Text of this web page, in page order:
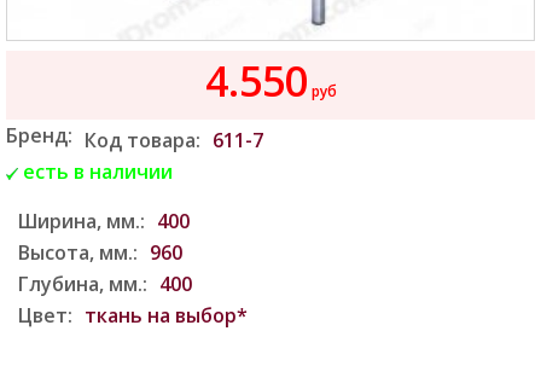
4.550 руб
Бренд: Код товара: 611-7
есть в наличии
Ширина, мм.: 400
Высота, мм.: 960
Глубина, мм.: 400
Цвет: ткань на выбор*